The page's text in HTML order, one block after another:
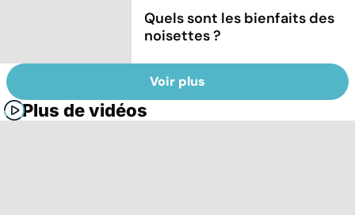
Quels sont les bienfaits des
noisettes ?
Voir plus
Plus de vidéos